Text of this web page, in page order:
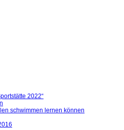
2022“
schwimmen lernen können